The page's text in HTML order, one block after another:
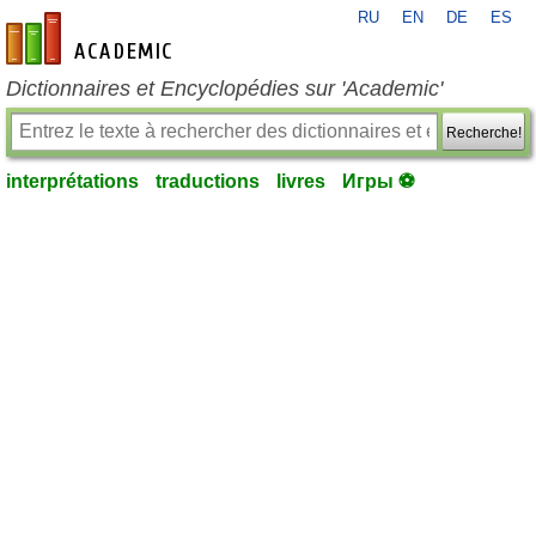
fr-academic.com
RU EN DE ES
Dictionnaires et Encyclopédies sur 'Academic'
Recherche!
interprétations traductions livres Игры ⚽